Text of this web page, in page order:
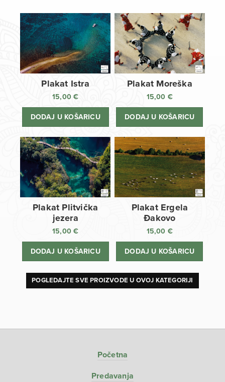
Plakat Istra
15,00€
DODAJ U KOŠARICU
Plakat Moreška
15,00 €
DODAJ U KOŠARICU
Plakat Plitvička
jezera
15,00€
DODAJ U KOŠARICU
Plakat Ergela
Đakovo
15,00 €
DODAJ U KOŠARICU
POGLEDAJTE SVE PROIZVODE U OVOJ KATEGORIJI
Početna
Predavanja